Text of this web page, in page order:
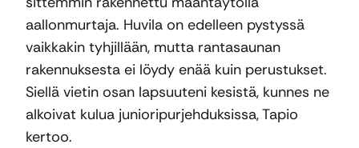
aallonmurtaja. Huvila on edelleen pystyssä
vaikkakin tyhjillään, mutta rantasaunan
rakennuksesta ei löydy enää kuin perustukset.
Siellä vietin osan lapsuuteni kesistä, kunnes ne
alkoivat kulua junioripurjehduksissa, Tapio
kertoo.